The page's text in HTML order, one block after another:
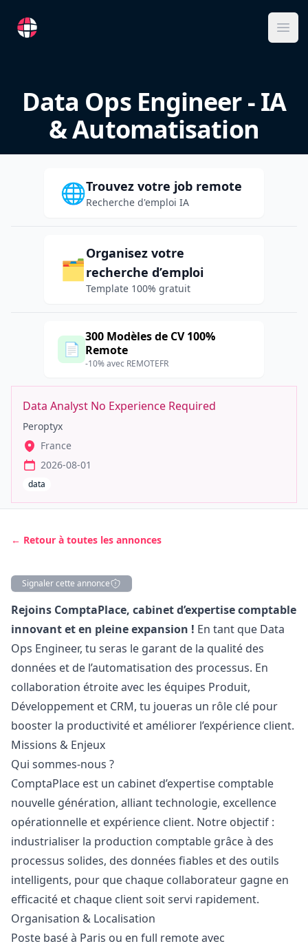
RemoteFR
Data Ops Engineer - IA
& Automatisation
🌐Trouvez votre job remote
Recherche d'emploi IA
🗂️
Organisez votre
recherche d’emploi
Template 100% gratuit
📄
300 Modèles de CV 100%
Remote
-10% avec REMOTEFR
Data Analyst No Experience Required
Peroptyx
France
2026-08-01
data
← Retour à toutes les annonces
Signaler cette annonce
Description
Rejoins ComptaPlace, cabinet d’expertise comptable
innovant et en pleine expansion ! En tant que Data
Ops Engineer, tu seras le garant de la qualité des
données et de l’automatisation des processus. En
collaboration étroite avec les équipes Produit,
Développement et CRM, tu joueras un rôle clé pour
booster la productivité et améliorer l’expérience client.
Missions & Enjeux
Qui sommes-nous ?
ComptaPlace est un cabinet d’expertise comptable
nouvelle génération, alliant technologie, excellence
opérationnelle et expérience client. Notre objectif :
industrialiser la production comptable grâce à des
processus solides, des données fiables et des outils
intelligents, pour que chaque collaborateur gagne en
efficacité et chaque client soit servi rapidement.
Organisation & Localisation
Poste basé à Paris ou en full remote avec